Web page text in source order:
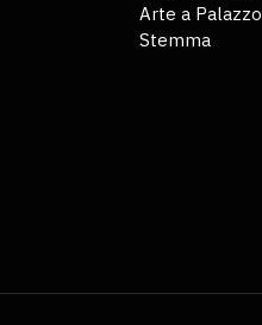
Arte a Palazzo
Stemma